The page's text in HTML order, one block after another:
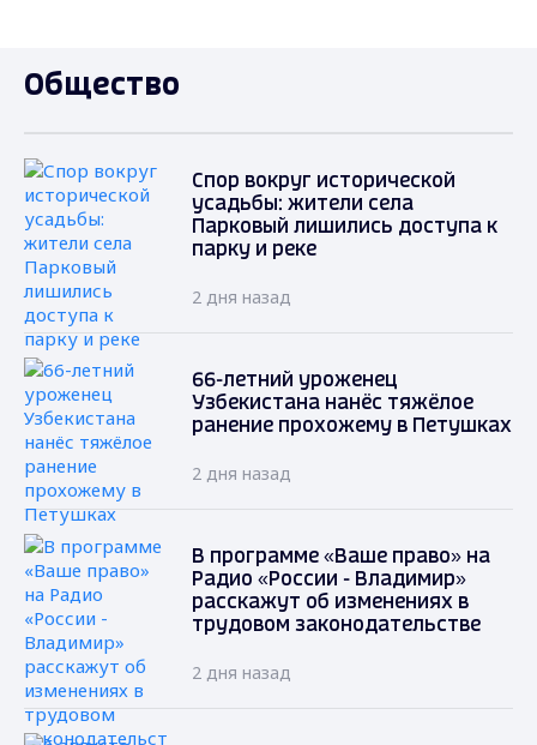
Общество
Спор вокруг исторической
усадьбы: жители села
Парковый лишились доступа к
парку и реке
2 дня назад
66-летний уроженец
Узбекистана нанёс тяжёлое
ранение прохожему в Петушках
2 дня назад
В программе «Ваше право» на
Радио «России - Владимир»
расскажут об изменениях в
трудовом законодательстве
2 дня назад